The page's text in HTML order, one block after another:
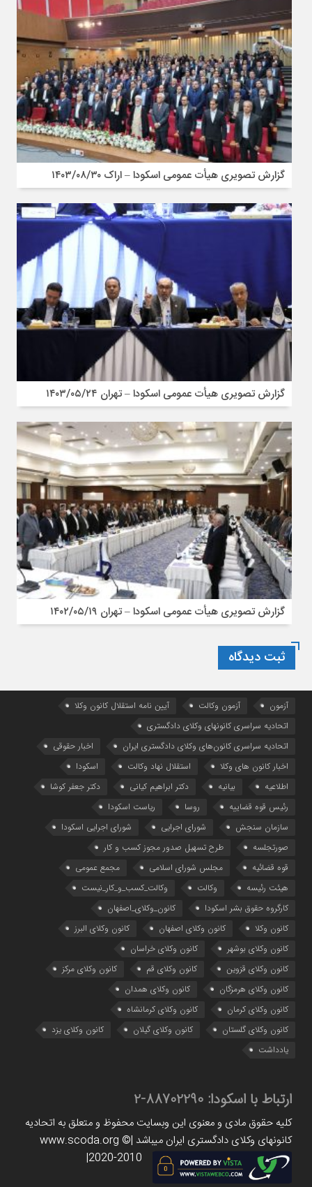
گزارش تصویری هیأت عمومی اسکودا – اراک ۱۴۰۳/۰۸/۳۰
گزارش تصویری هیأت عمومی اسکودا – تهران ۱۴۰۳/۰۵/۲۴
گزارش تصویری هیأت عمومی اسکودا – تهران ۱۴۰۲/۰۵/۱۹
ثبت دیدگاه
آزمون آزمون وکالت
آیین ‌نامه استقلال کانون وکلا
اتحادیه سراسری کانونهای وکلای دادگستری
اتحادیه سراسری کانون‌های وکلای دادگستری ایران
اخبار حقوقی
اخبار کانون های وکلا
استقلال نهاد وکالت
اسکودا
اطلاعیه
بیانیه دکتر ابراهیم کیانی
دکتر جعفر کوشا
رئیس قوه قضاییه
روسا
ریاست اسکودا
سازمان سنجش
شورای اجرایی
شورای اجرایی اسکودا
صورتجلسه
طرح تسهیل صدور مجوز کسب و کار
قوه قضائیه
مجلس شورای اسلامی
مجمع عمومی
هیئت رئیسه
وکالت
وکالت_کسب_و_کار_نیست
کارگروه حقوق بشر اسکودا
کانون_وکلای_اصفهان
کانون وکلا
کانون وکلای اصفهان
کانون وکلای البرز
کانون وکلای بوشهر
کانون وکلای خراسان
کانون وکلای قزوین
کانون وکلای قم
کانون وکلای مرکز
کانون وکلای هرمزگان
کانون وکلای همدان
کانون وکلای کرمان
کانون وکلای کرمانشاه
کانون وکلای گلستان
کانون وکلای گیلان
کانون وکلای یزد
یادداشت
ارتباط با اسکودا: 88702290-2
کلیه حقوق مادی و معنوی این وبسایت محفوظ و متعلق به اتحادیه
کانونهای وکلای دادگستری ایران میباشد |www.scoda.org ©
2020-2010|